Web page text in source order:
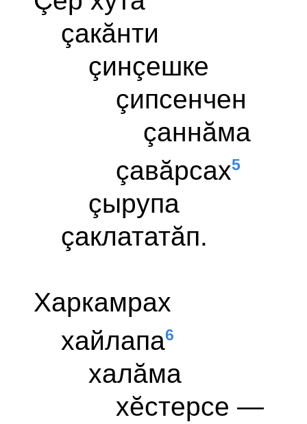
çакăнти
çинçешке
çипсенчен
çаннăма
çавăрсах5
çырупа
çаклататăп.
Харкамрах
хайлапа6
халăма
хĕстерсе —